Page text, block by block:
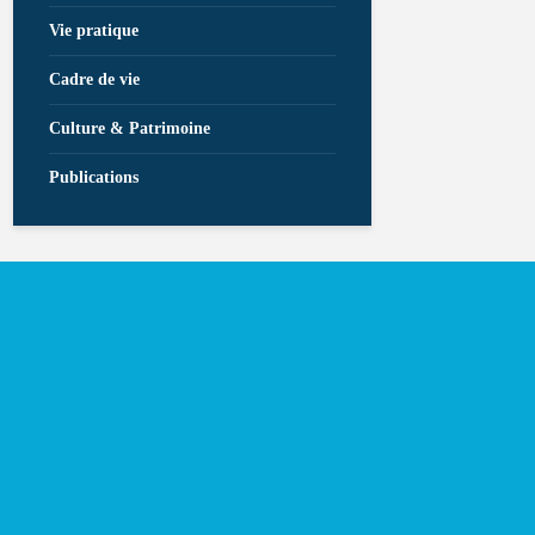
Vie pratique
Cadre de vie
Culture & Patrimoine
Publications